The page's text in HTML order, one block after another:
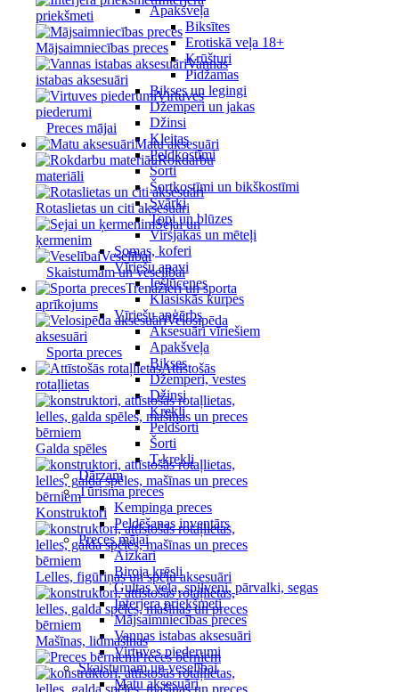
priekšmeti
Mājsaimniecības preces
Vannas
istabas aksesuāri
Virtuves
piederumi
Preces mājai
Matu aksesuāri
Rokdarbu
materiāli
Rotaslietas un citi aksesuāri
Sejai un
ķermenim
Veselībai
Skaistumam un veselībai
Trenažieri un sporta
aprīkojums
Velosipēda
aksesuāri
Sporta preces
Attīstošās
rotaļlietas
Galda spēles
Konstruktori
Lelles, figūriņas un spēļu aksesuāri
Mašīnas, lidmašīnas
Preces bērniem
Apakšveļa
Biksītes
Erotiskā veļa 18+
Krūšturi
Pidžamas
Bikses un legingi
Džemperi un jakas
Džinsi
Kleitas
Peldkostīmi
Šorti
Šortkostīmi un bikškostīmi
Svārki
Topi un blūzes
Virsjakas un mēteļi
Somas, koferi
Vīriešu apavi
Iešļūcenes
Klasiskās kurpes
Vīriešu apģērbs
Aksesuāri vīriešiem
Apakšveļa
Bikses
Džemperi, vestes
Džinsi
Krekli
Peldšorti
Šorti
T-krekli
Dārzam
Tūrisma preces
Kempinga preces
Peldēšanas inventārs
Preces mājai
Aizkari
Biroja krēsli
Gultas veļa, spilveni, pārvalki, segas
Interjera priekšmeti
Mājsaimniecības preces
Vannas istabas aksesuāri
Virtuves piederumi
Skaistumam un veselībai
Matu aksesuāri